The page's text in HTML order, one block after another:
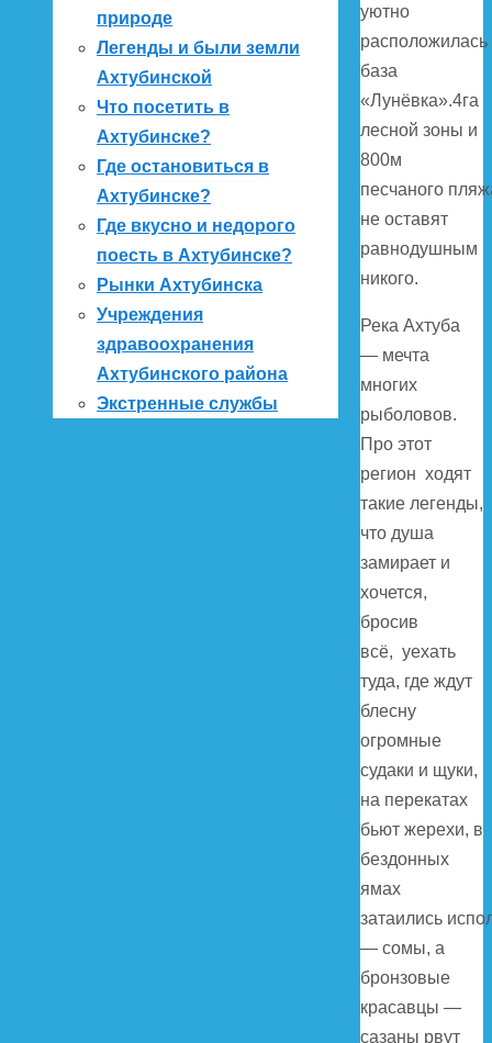
уютно
база
«Лунёвка».4га
лесной зоны и
800м
песчаного
не оставят
равнодушным
никого.
Река Ахтуба
— мечта
многих
рыболовов.
Про этот
регион ходят
такие легенды,
что душа
замирает и
хочется,
бросив
всё, уехать
туда, где ждут
блесну
огромные
судаки и щуки,
на перекатах
бьют жерехи, в
бездонных
ямах
затаились
— сомы, а
бронзовые
красавцы —
сазаны рвут
природе
Легенды и были земли
Ахтубинской
Что посетить в
Ахтубинске?
Где остановиться в
Ахтубинске?
Где вкусно и недорого
поесть в Ахтубинске?
Рынки Ахтубинска
Учреждения
здравоохранения
Ахтубинского района
Экстренные службы